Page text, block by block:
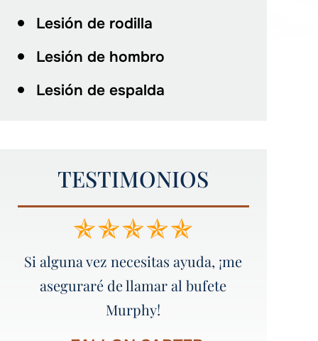
Lesión de rodilla
Lesión de hombro
Lesión de espalda
TESTIMONIOS
¡¡¡¡¡Un servicio increíble!!!!! ¡¡¡¡¡Yo
recomendaría a todo el mundo a
Murphy Law Firm!!!!!